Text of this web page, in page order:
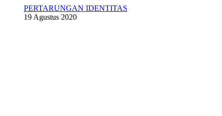
PERTARUNGAN IDENTITAS
19 Agustus 2020